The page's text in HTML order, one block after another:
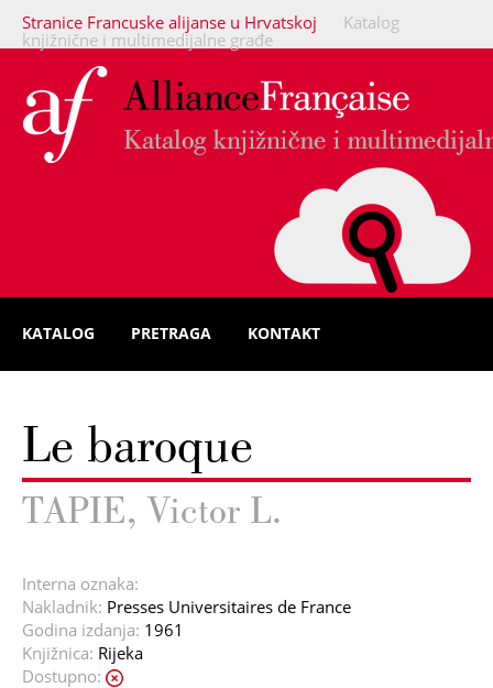
Stranice Francuske alijanse u Hrvatskoj
Katalog
knjižnične i multimedijalne građe
KATALOG PRETRAGA KONTAKT
Le baroque
TAPIE, Victor L.
Interna oznaka:
Nakladnik: Presses Universitaires de France
Godina izdanja: 1961
Knjižnica: Rijeka
Dostupno: